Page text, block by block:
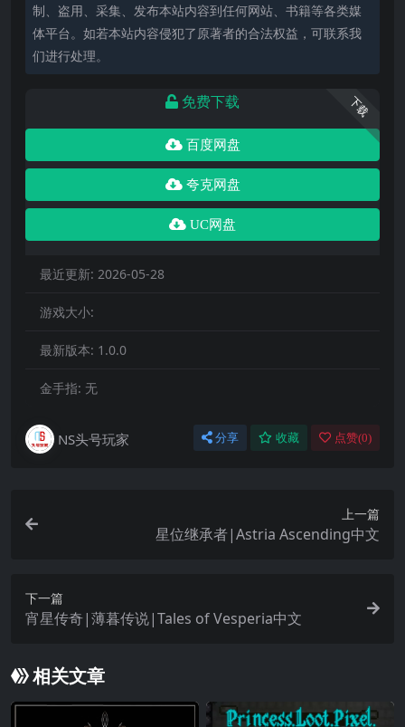
制、盗用、采集、发布本站内容到任何网站、书籍等各类媒
体平台。如若本站内容侵犯了原著者的合法权益，可联系我
们进行处理。
下载
免费下载
百度网盘
夸克网盘
UC网盘
最近更新: 2026-05-28
游戏大小:
最新版本: 1.0.0
金手指: 无
NS头号玩家 分享 收藏 点赞(0)
上一篇
星位继承者|Astria Ascending中文
下一篇
宵星传奇|薄暮传说|Tales of Vesperia中文
相关文章